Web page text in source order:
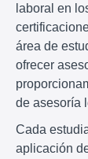
laboral en
área de
ofrecer
de asesoría
Cada
aplicación